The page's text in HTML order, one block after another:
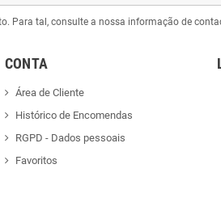
Para tal, consulte a nossa informação de
CONTA
Área de Cliente
Histórico de Encomendas
RGPD - Dados pessoais
Favoritos